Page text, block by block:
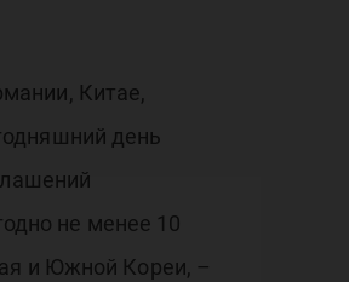
Китае,
день
не менее 10
и Южной Кореи, –